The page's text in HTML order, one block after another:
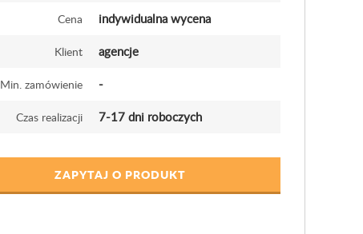
Cena indywidualna wycena
Klient agencje
Min. zamówienie -
Czas realizacji 7-17 dni roboczych
ZAPYTAJ O PRODUKT